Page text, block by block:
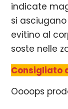
indicate
si
evitino al
soste nelle
Consigliato
Oooops